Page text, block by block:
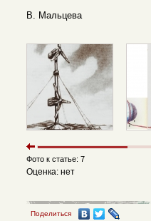
В. Мальцева
Фото к статье: 7
Оценка: нет
Поделиться